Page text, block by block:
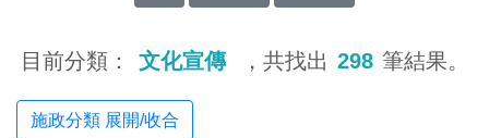
目前分類： 文化宣傳 ，共找出 298 筆結果。
施政分類 展開/收合